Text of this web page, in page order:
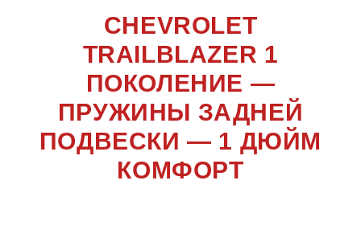
CHEVROLET
TRAILBLAZER 1
ПОКОЛЕНИЕ —
ПРУЖИНЫ ЗАДНЕЙ
ПОДВЕСКИ — 1 ДЮЙМ
КОМФОРТ